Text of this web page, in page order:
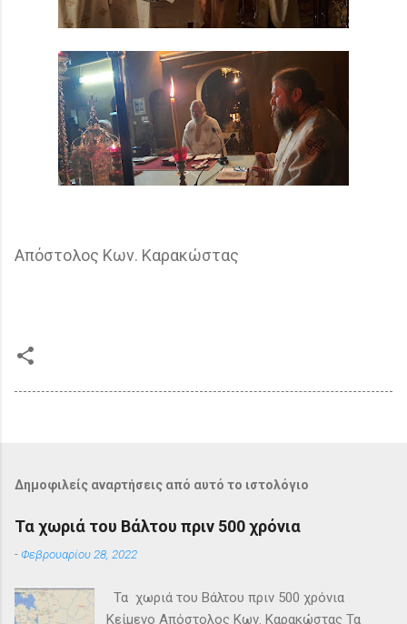
Απόστολος Κων. Καρακώστας
Δημοφιλείς αναρτήσεις από αυτό το ιστολόγιο
Τα χωριά του Βάλτου πριν 500 χρόνια
-Φεβρουαρίου 28, 2022
Τα χωριά του Βάλτου πριν 500 χρόνια
Κείμενο Απόστολος Κων. Καρακώστας Τα